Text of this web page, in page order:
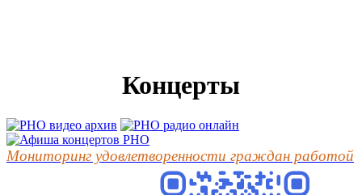
Концерты
Мониторинг удовлетворенности граждан работой